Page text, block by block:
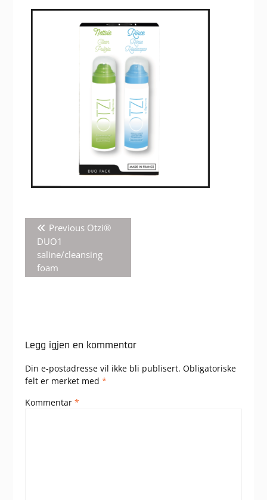
Innleggsnavigasjon
Previous Previous
Otzi®
DUO1
saline/cleansing
foam
Legg igjen en kommentar
Din e-postadresse vil ikke bli publisert. Obligatoriske
felt er merket med *
Kommentar *